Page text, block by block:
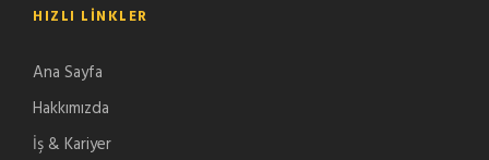
HIZLI LINKLER
Ana Sayfa
Hakkımızda
İş & Kariyer